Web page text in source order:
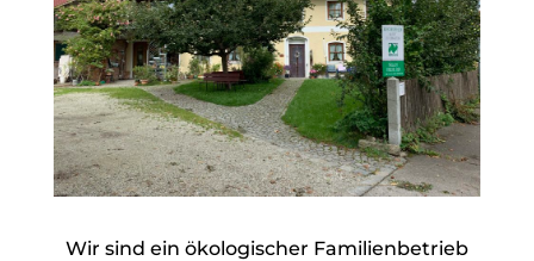
Wir sind ein ökologischer Familienbetrieb